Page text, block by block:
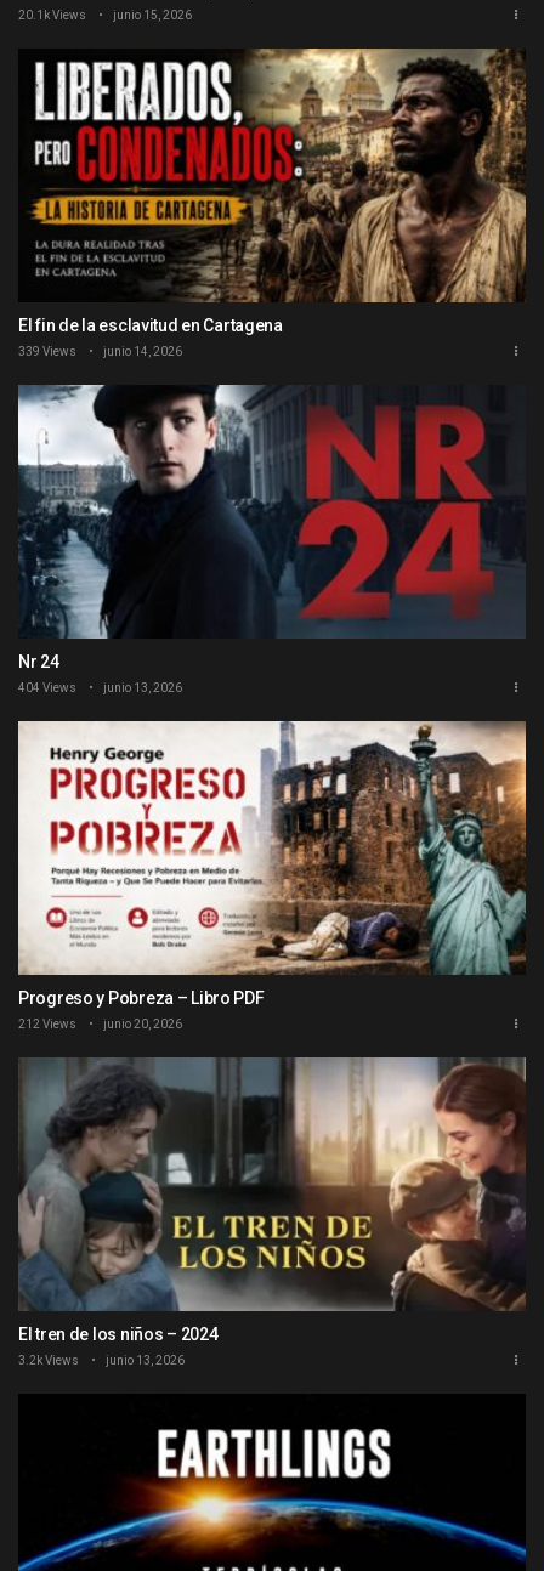
20.1k Views junio 15, 2026
El fin de la esclavitud en Cartagena
339 Views junio 14, 2026
Nr 24
404 Views junio 13, 2026
Progreso y Pobreza – Libro PDF
212 Views junio 20, 2026
El tren de los niños – 2024
3.2k Views junio 13, 2026